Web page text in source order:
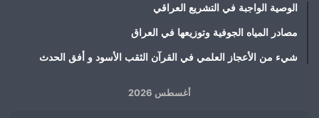
الوصية الواجبة في التشريع العراقي
مصادر المياه الجوفية وتوزيعها في العراق
شيء من الأعجاز العلمي في القرآن الثقب الأسود و أفق الحدث
أغسطس 2026